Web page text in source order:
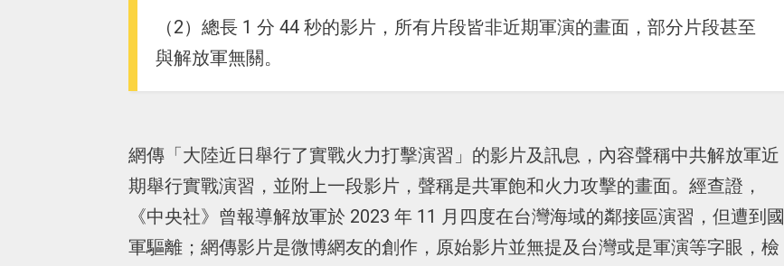
（2）總長 1 分 44 秒的影片，所有片段皆非近期軍演的畫面，部分片段甚至
與解放軍無關。
網傳「大陸近日舉行了實戰火力打擊演習」的影片及訊息，內容聲稱中共解放軍近
期舉行實戰演習，並附上一段影片，聲稱是共軍飽和火力攻擊的畫面。經查證，
《中央社》曾報導解放軍於 2023 年 11 月四度在台灣海域的鄰接區演習，但遭到國
軍驅離；網傳影片是微博網友的創作，原始影片並無提及台灣或是軍演等字眼，檢